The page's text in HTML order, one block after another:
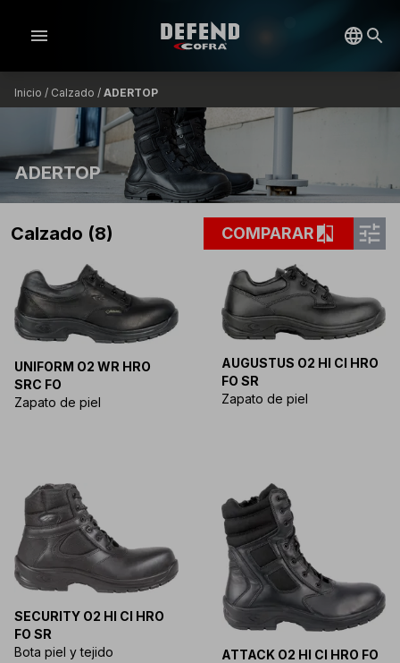
menu
Inicio / Calzado / ADERTOP
ADERTOP
Calzado (8) COMPARARcompare tune
UNIFORM O2 WR HRO
SRC FO
Zapato de piel
AUGUSTUS O2 HI CI HRO
FO SR
Zapato de piel
SECURITY O2 HI CI HRO
FO SR
Bota piel y tejido
ATTACK O2 HI CI HRO FO